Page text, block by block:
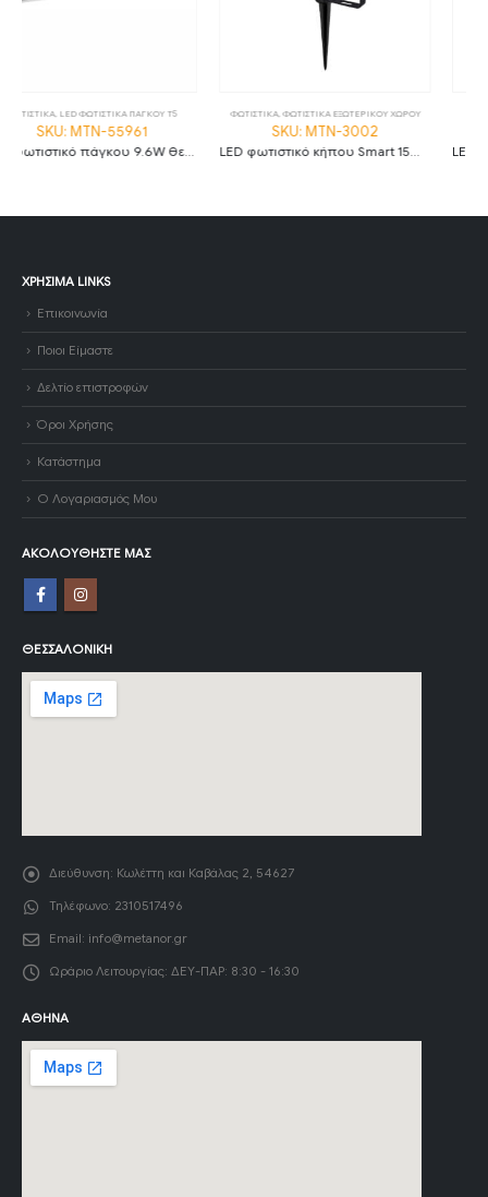
ΦΩΤΙΣΤΙΚΑ,ΦΩΤΙΣΤΙΚΑ ΕΞΩΤΕΡΙΚΟΥ ΧΩΡΟΥ
SKU: MTN-3002
LED φωτιστικό κήπου Smart 15W RGB+CCT IP66 MTN-3002
ΦΩΤΙΣΤΙΚΑ,ΦΩΤΙΣΤΙΚΑ ΣΚΑΛΑΣ
SKU: VT-3230631
LED φωτιστικό σκάλας 6W CCT IP65 ανθρακί
ΧΡΉΣΙΜΑ LINKS
Επικοινωνία
Ποιοι Είμαστε
Δελτίο επιστροφών
Όροι Χρήσης
Κατάστημα
Ο Λογαριασμός Μου
ΑΚΟΛΟΥΘΉΣΤΕ ΜΑΣ
ΘΕΣΣΑΛΟΝΊΚΗ
Διεύθυνση: Κωλέττη και Καβάλας 2, 54627
Τηλέφωνο: 2310517496
Email: info@metanor.gr
Ωράριο Λειτουργίας: ΔΕΥ-ΠΑΡ: 8:30 - 16:30
ΑΘΉΝΑ